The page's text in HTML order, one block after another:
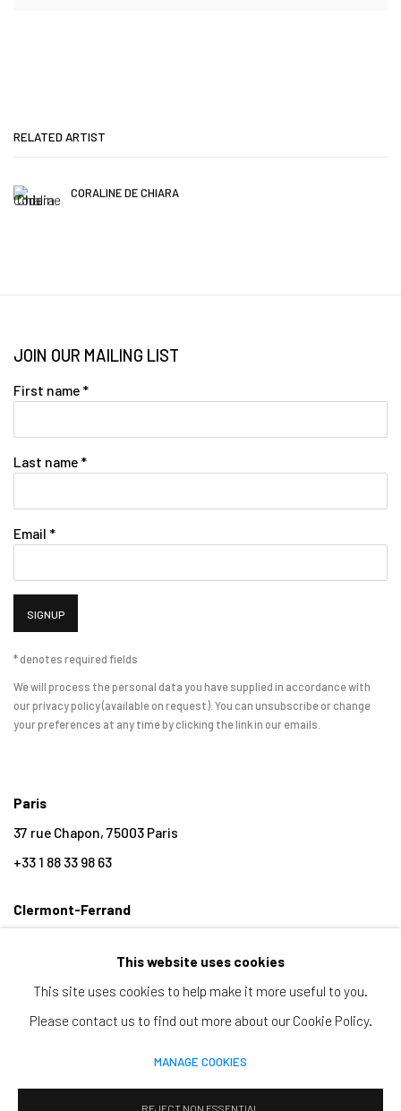
RELATED ARTIST
CORALINE DE CHIARA
JOIN OUR MAILING LIST
First name *
Last name *
Email *
SIGNUP
* denotes required fields
We will process the personal data you have supplied in accordance with
our privacy policy (available on request). You can unsubscribe or change
your preferences at any time by clicking the link in our emails.
Paris
37 rue Chapon, 75003 Paris
+33 1 88 33 98 63
Clermont-Ferrand
COPYRIGHT © 2026 CLAIRE GASTAUD SITE BY ARTLOGIC
This website uses cookies
This site uses cookies to help make it more useful to you.
Please contact us to find out more about our Cookie Policy.
MANAGE COOKIES
REJECT NON ESSENTIAL